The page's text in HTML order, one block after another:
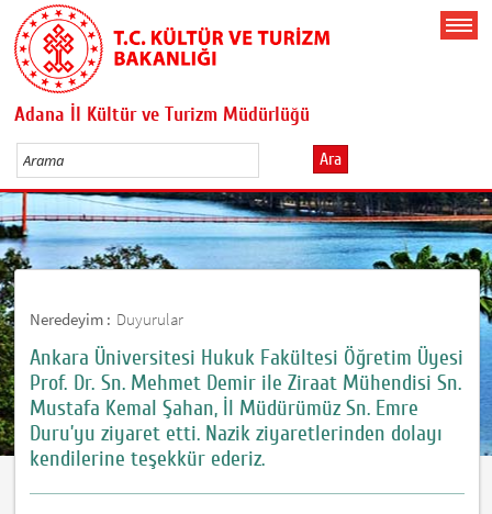
Adana İl Kültür ve Turizm Müdürlüğü
Ara
Neredeyim : Duyurular
Ankara Üniversitesi Hukuk Fakültesi Öğretim Üyesi
Prof. Dr. Sn. Mehmet Demir ile Ziraat Mühendisi Sn.
Mustafa Kemal Şahan, İl Müdürümüz Sn. Emre
Duru’yu ziyaret etti. Nazik ziyaretlerinden dolayı
kendilerine teşekkür ederiz.